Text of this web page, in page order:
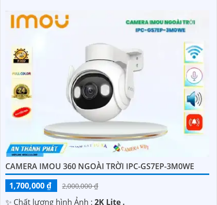
CAMERA IMOU 360 NGOÀI TRỜI IPC-GS7EP-3M0WE
1,700,000 ₫
2,000,000 ₫
✨ Chất lượng hình Ảnh : 2K Lite .